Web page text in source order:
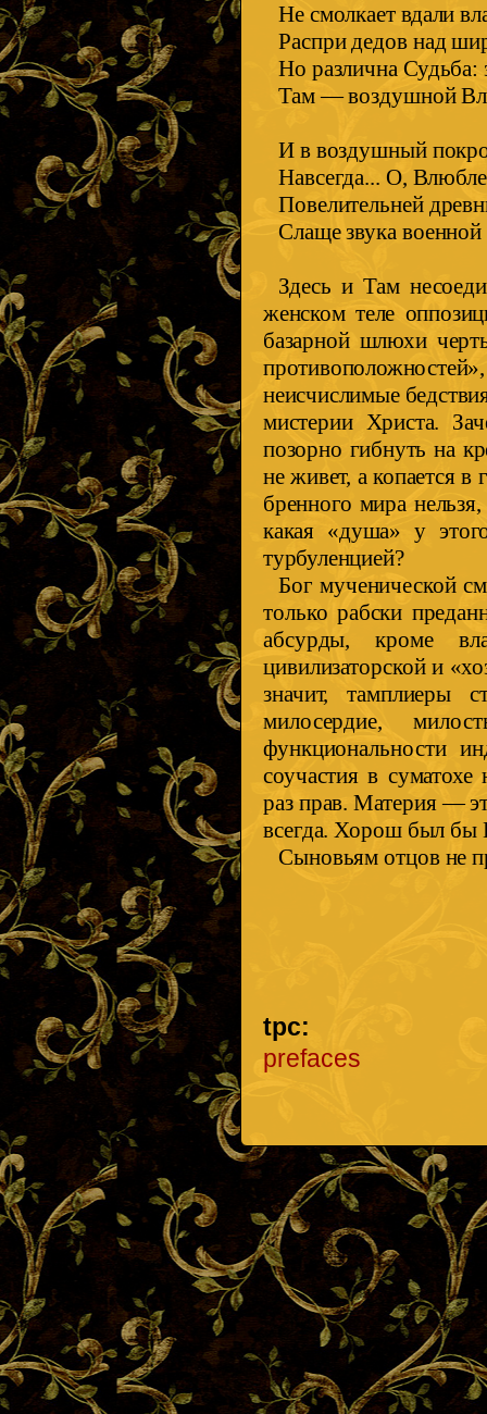
Не смолкает вдали
Распри дедов над
Но различна Судьба:
Там — воздушной
И в воздушный
Навсегда... О,
Повелительней
Слаще звука
Здесь и Там
женском теле
базарной шлюхи
неисчислимые
мистерии Христа.
позорно гибнуть на
не живет, а копается
бренного мира
какая «душа» у
турбуленцией?
Бог мученической
только рабски
абсурды, кроме
цивилизаторской и
значит, тамплиеры
милосердие,
функциональности
соучастия в
раз прав. Материя —
всегда. Хорош был бы
Сыновьям отцов не
tpc:
prefaces